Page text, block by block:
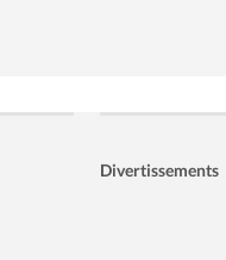
Divertissements